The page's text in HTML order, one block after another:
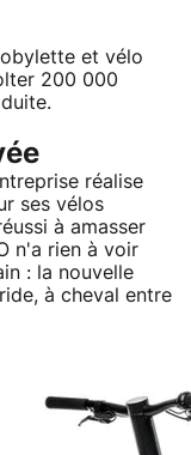
et vélo
200 000
réalise
ses vélos
à amasser
n'a rien à voir
: la nouvelle
à cheval entre